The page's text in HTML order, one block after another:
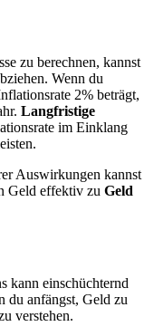
zu berechnen, kannst
Wenn du
2% beträgt,
Langfristige
im Einklang
Auswirkungen kannst
Geld effektiv zu Geld
kann einschüchternd
du anfängst, Geld zu
verstehen.